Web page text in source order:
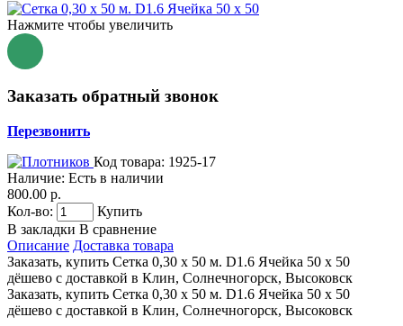
Нажмите чтобы увеличить
Заказать обратный звонок
Перезвонить
Код товара: 1925-17
Наличие: Есть в наличии
800.00 р.
Кол-во:
Купить
В закладки В сравнение
Описание Доставка товара
Заказать, купить Сетка 0,30 х 50 м. D1.6 Ячейка 50 х 50
дёшево с доставкой в Клин, Солнечногорск, Высоковск
Заказать, купить Сетка 0,30 х 50 м. D1.6 Ячейка 50 х 50
дёшево с доставкой в Клин, Солнечногорск, Высоковск